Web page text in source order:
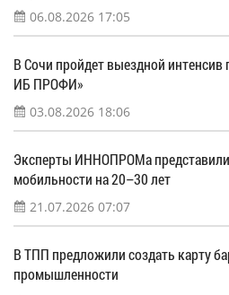
06.08.2026 17:05
В Сочи пройдет выездной интенсив
ИБ ПРОФИ»
03.08.2026 18:06
Эксперты ИННОПРОМа представили
мобильности на 20–30 лет
21.07.2026 07:07
В ТПП предложили создать карту
промышленности